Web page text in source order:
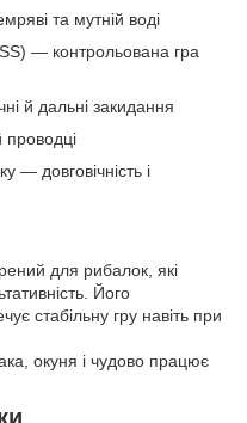
та мутній воді
— контрольована гра
й дальні закидання
проводці
— довговічність і
для рибалок, які
Його
стабільну гру навіть при
окуня і чудово працює